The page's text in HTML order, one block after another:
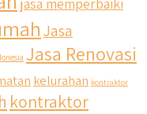
Jasa
Jasa Renovasi
kelurahan kontraktor
kontraktor